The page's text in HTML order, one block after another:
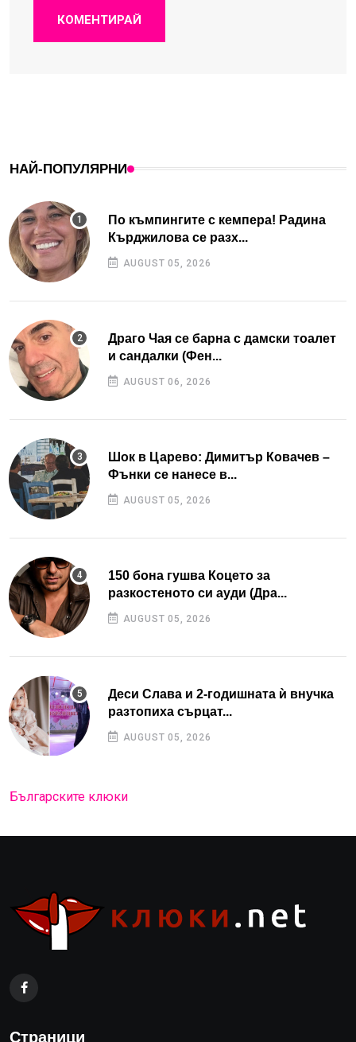
КОМЕНТИРАЙ
НАЙ-ПОПУЛЯРНИ
По къмпингите с кемпера! Радина
Кърджилова се разх...
AUGUST 05, 2026
Драго Чая се барна с дамски тоалет
и сандалки (Фен...
AUGUST 06, 2026
Шок в Царево: Димитър Ковачев –
Фънки се нанесе в...
AUGUST 05, 2026
150 бона гушва Коцето за
разкостеното си ауди (Дра...
AUGUST 05, 2026
Деси Слава и 2-годишната ѝ внучка
разтопиха сърцат...
AUGUST 05, 2026
Българските клюки
Страници